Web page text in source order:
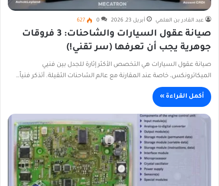
عبد القادر بن العلمي أبريل 23, 2026 0
627
صيانة عقول السيارات والشاحنات: 3 فروقات
جوهرية يجب أن تعرفها (سر تقني!)
صيانة عقول السيارات هي التخصص الأكثر إثارة للجدل بين فنيي
الميكاترونكس، خاصة عند المقارنة مع عالم الشاحنات الثقيلة. أتذكر فنياً…
أكمل القراءة »